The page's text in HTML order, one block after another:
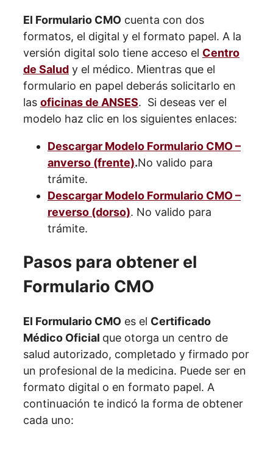
El Formulario CMO cuenta con dos
formatos, el digital y el formato papel. A la
versión digital solo tiene acceso el Centro
de Salud y el médico. Mientras que el
formulario en papel deberás solicitarlo en
las oficinas de ANSES. Si deseas ver el
modelo haz clic en los siguientes enlaces:
Descargar Modelo Formulario CMO –
anverso (frente).No valido para
trámite.
Descargar Modelo Formulario CMO –
reverso (dorso). No valido para
trámite.
Pasos para obtener el
Formulario CMO
El Formulario CMO es el Certificado
Médico Oficial que otorga un centro de
salud autorizado, completado y firmado por
un profesional de la medicina. Puede ser en
formato digital o en formato papel. A
continuación te indicó la forma de obtener
cada uno: